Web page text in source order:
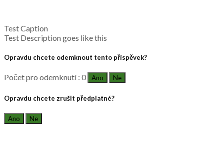
Test Caption
Test Description goes like this
Opravdu chcete odemknout tento příspěvek?
Počet pro odemknutí : 0 Ano Ne
Opravdu chcete zrušit předplatné?
Ano Ne